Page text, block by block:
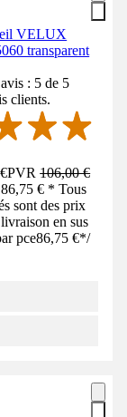
VELUX
transparent
: 5 de 5
clients.
PVR106,00 €
€ * Tous
sont des prix
en sus
pce86,75 €*/